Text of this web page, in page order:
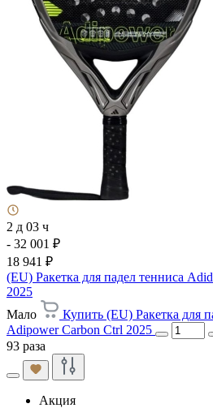
2 д 03 ч
- 32 001 ₽
18 941 ₽
(EU) Ракетка для падел тенниса
2025
Мало
Купить (EU) Ракетка для
Adipower Carbon Ctrl 2025
93 раза
Акция